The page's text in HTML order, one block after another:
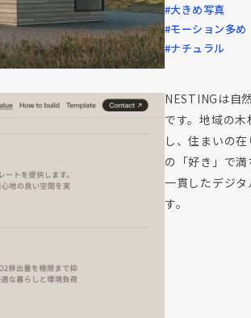
#大きめ写真
#モーション多め
#ナチュラル
NESTINGは自
です。地域の
し、住まいの
の「好き」で
一貫したデジ
す。